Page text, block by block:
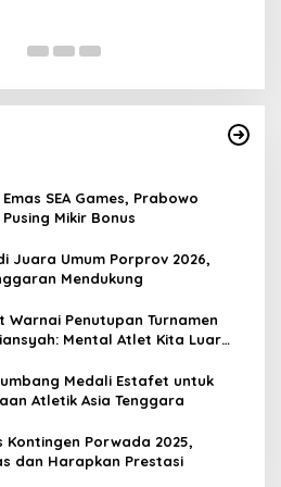
SEA Games, Prabowo
Mikir Bonus
Juara Umum Porprov 2026,
Mendukung
Warnai Penutupan Turnamen
Mental Atlet Kita Luar
Medali Estafet untuk
Atletik Asia Tenggara
Kontingen Porwada 2025,
dan Harapkan Prestasi